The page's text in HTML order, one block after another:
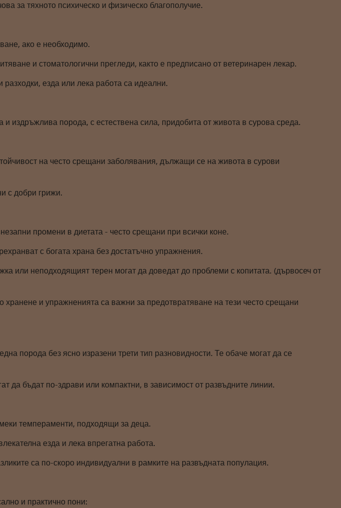
за тяхното психическо и физическо благополучие.
ако е необходимо.
и стоматологични прегледи, както е предписано от ветеринарен лекар.
езда или лека работа са идеални.
и издръжлива порода, с естествена сила, придобита от живота в сурова среда.
на често срещани заболявания, дължащи се на живота в сурови
с добри грижи.
промени в диетата - често срещани при всички коне.
с богата храна без достатъчно упражнения.
или неподходящият терен могат да доведат до проблеми с копитата. (дървосеч от
хранене и упражненията са важни за предотвратяване на тези често срещани
порода без ясно изразени трети тип разновидности. Те обаче могат да се
да бъдат по-здрави или компактни, в зависимост от развъдните линии.
темпераменти, подходящи за деца.
езда и лека впрегатна работа.
са по-скоро индивидуални в рамките на развъдната популация.
и практично пони: